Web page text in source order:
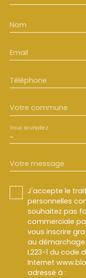
Nom
Email
Téléphone
Votre commune
-
Vous souhaitez
Votre message
J'accepte le
personnelles
souhaitez pas
commerciale
vous inscrire
au
L223-1 du code
Internet
adressé à :